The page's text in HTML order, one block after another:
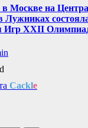
в Москве на
Игр XXII
Cackle